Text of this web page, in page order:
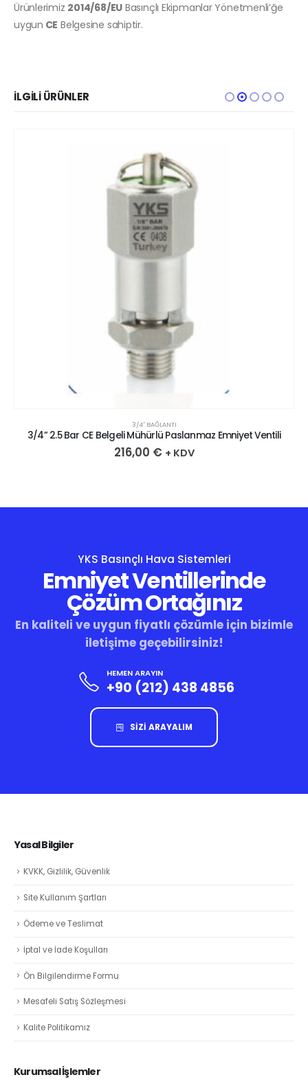
Ürünlerimiz 2014/68/EU Basınçlı Ekipmanlar Yönetmenli’ğe
uygun CE Belgesine sahiptir.
İLGILI ÜRÜNLER
3/4″ BAĞLANTI
3/4” 2.5 Bar CE Belgeli Mühürlü Paslanmaz Emniyet Ventili
216,00 € + KDV
YKS Basınçlı Hava Sistemleri
Emniyet Ventillerinde
Çözüm Ortağınız
En kaliteli ve uygun fiyatlı çözümle için bizimle
iletişime geçebilirsiniz!
HEMEN ARAYIN
+90 (212) 438 4856
SİZİ ARAYALIM
Yasal Bilgiler
KVKK, Gizlilik, Güvenlik
Site Kullanım Şartları
Ödeme ve Teslimat
İptal ve İade Koşulları
Ön Bilgilendirme Formu
Mesafeli Satış Sözleşmesi
Kalite Politikamız
Kurumsal İşlemler